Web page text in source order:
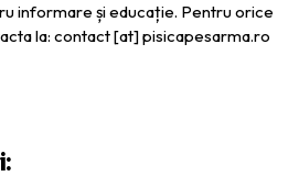
informare și educație. Pentru orice
la: contact [at] pisicapesarma.ro